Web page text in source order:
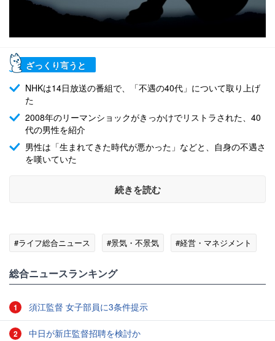
ざっくり言うと
NHKは14日放送の番組で、「不遇の40代」について取り上げ
た
2008年のリーマンショックがきっかけでリストラされた、40
代の男性を紹介
男性は「生まれてきた時代が悪かった」などと、自身の不遇さ
を嘆いていた
続きを読む
#ライフ総合ニュース #景気・不景気 #経営・マネジメント
総合ニュースランキング
1 須江監督 女子部員に3条件提示
2 中日が新庄監督招聘を検討か